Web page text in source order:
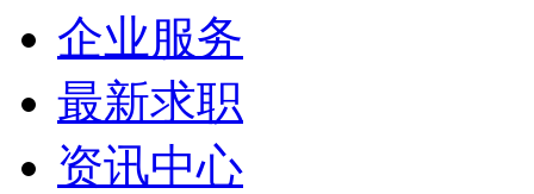
企业服务
最新求职
资讯中心